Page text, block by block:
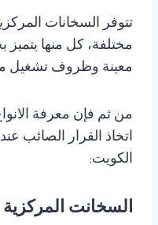
تتوفر السخانات
مختلفة، كل منها
معينة وظروف تشغيل
من ثم فإن معرفة
اتخاذ القرار الصائب
الكويت:
السخانت المركزية